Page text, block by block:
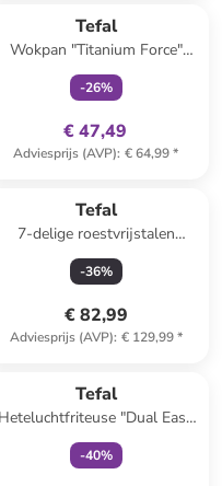
Tefal
Wokpan "Titanium Force"
zwart - Ø 28 cm
-26%
€ 47,49
Adviesprijs (AVP): € 64,99*
Tefal
7-delige roestvrijstalen
kookgereiset "Intuition"
-36%
€ 82,99
Adviesprijs (AVP): € 129,99*
Tefal
Heteluchtfriteuse "Dual Easy
Fry & Grill" zwart
-40%